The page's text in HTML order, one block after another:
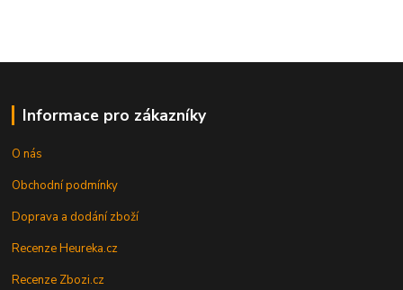
Informace pro zákazníky
O nás
Obchodní podmínky
Doprava a dodání zboží
Recenze Heureka.cz
Recenze Zbozi.cz